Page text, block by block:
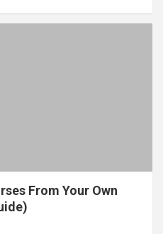
From Your Own